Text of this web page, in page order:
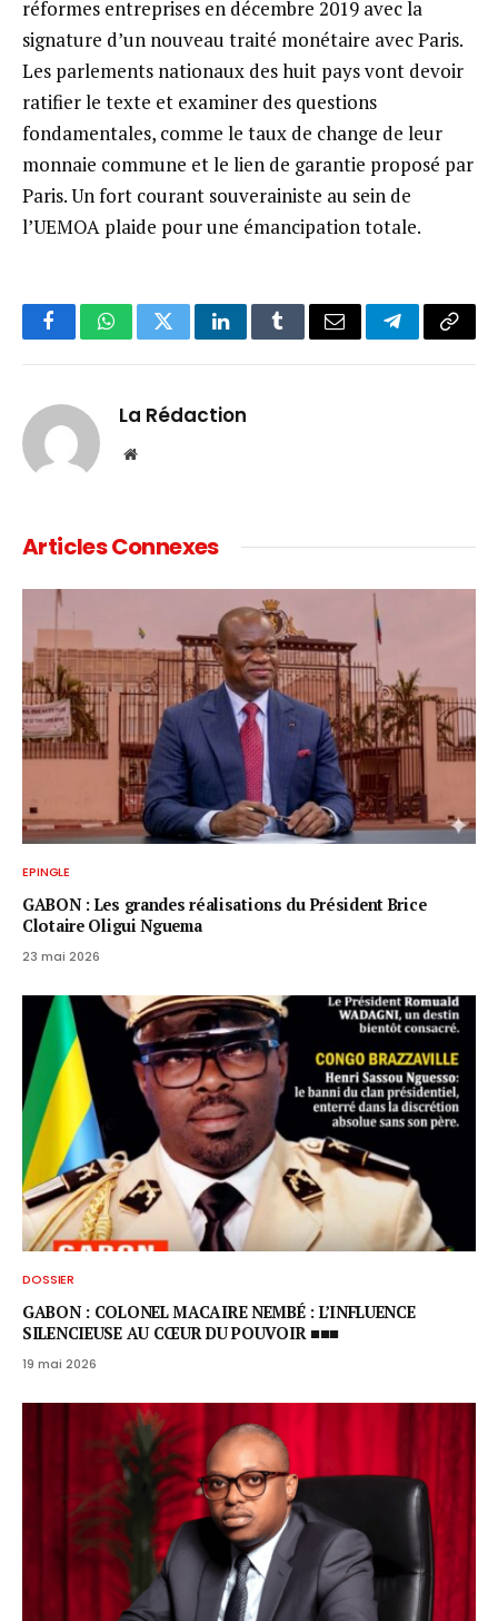
réformes entreprises en décembre 2019 avec la
signature d’un nouveau traité monétaire avec Paris.
Les parlements nationaux des huit pays vont devoir
ratifier le texte et examiner des questions
fondamentales, comme le taux de change de leur
monnaie commune et le lien de garantie proposé par
Paris. Un fort courant souverainiste au sein de
l’UEMOA plaide pour une émancipation totale.
FacebookWhatsAppTwitterLinkedInTumblrEmail TelegramCopy
La Rédaction
Website
Articles Connexes
EPINGLE
GABON : Les grandes réalisations du Président Brice
Clotaire Oligui Nguema
23 mai 2026
DOSSIER
GABON : COLONEL MACAIRE NEMBÉ : L’INFLUENCE
SILENCIEUSE AU CŒUR DU POUVOIR ■■■
19 mai 2026